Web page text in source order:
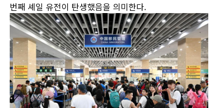
번째 셰일 유전이 탄생했음을 의미한다.